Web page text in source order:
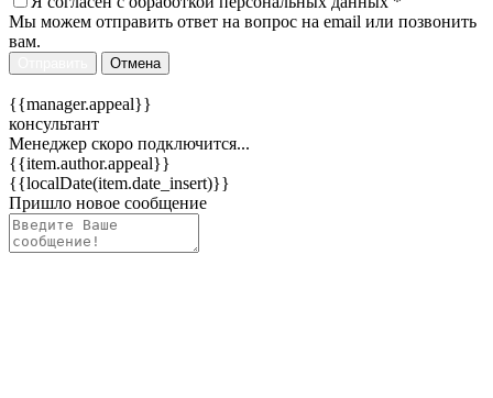
Мы можем отправить ответ на вопрос на email или позвонить
вам.
Отмена
{{manager.appeal}}
консультант
Менеджер скоро подключится...
{{item.author.appeal}}
{{localDate(item.date_insert)}}
Пришло новое сообщение